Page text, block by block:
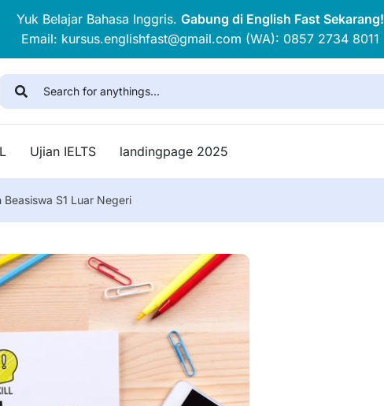
Yuk Belajar Bahasa Inggris. Gabung di English Fast Sekarang!
Email: kursus.englishfast@gmail.com (WA): 0857 2734 8011
Ujian IELTS landingpage 2025
S1 Luar Negeri